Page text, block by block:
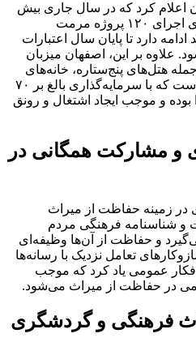
اعلام کرد که در سال جاری بیش
از ۱۵۰ میلیارد تومان اعتبار برای اجرای ۱۲۰ پروژه مرمت
دارد تا پایان سال اعتبارات
علاوه بر این، اصفهان میزبان
هتل‌های پنج‌ستاره، خانه‌های
مسافر و مجموعه‌های اقامتی است که با سرمایه‌گذاری بالغ بر ۷۰
بوده و موجب ایجاد اشتغال و رونق
مشارکت همگانی در
در زمینه حفاظت از میراث
و شناسنامه فرهنگی مردم
و حفاظت از آن‌ها وظیفه‌ای
تعامل نزدیک با رسانه‌ها
عمومی یاد کرد که موجب
در حفاظت از میراث می‌شود.
فرهنگی و گردشگری